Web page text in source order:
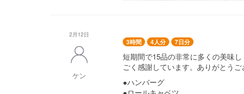
2月12日
ケン
3時間 4人分 7日分
短期間で15品の非常に多くの美味
ごく感謝しています。ありがとうご
●ハンバーグ